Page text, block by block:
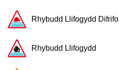
Rhybudd ​Llifogydd ​Difrifol
Rhybudd Llifogydd